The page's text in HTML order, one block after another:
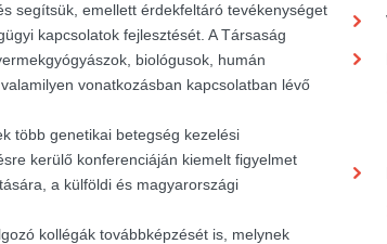
segítsük, emellett érdekfeltáró tevékenységet
kapcsolatok fejlesztését. A Társaság
biológusok, humán
vonatkozásban kapcsolatban lévő
több genetikai betegség kezelési
kerülő konferenciáján kiemelt figyelmet
a külföldi és magyarországi
kollégák továbbképzését is, melynek